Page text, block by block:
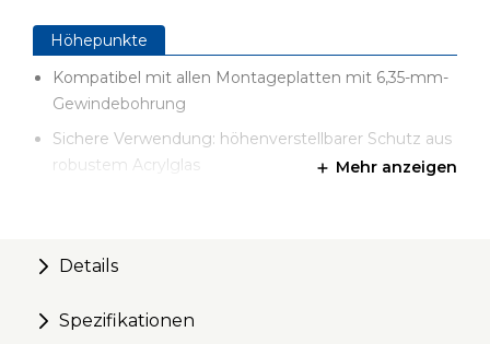
Höhepunkte
Kompatibel mit allen Montageplatten mit 6,35-mm-
Gewindebohrung
Sichere Verwendung: höhenverstellbarer Schutz aus
robustem Acrylglas
Hergestellt in Deutschland
Mehr anzeigen
Details
Spezifikationen